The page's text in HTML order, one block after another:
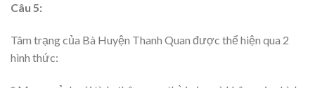
Câu 5:
Tâm trạng của Bà Huyện Thanh Quan được thể hiện qua 2
hình thức: